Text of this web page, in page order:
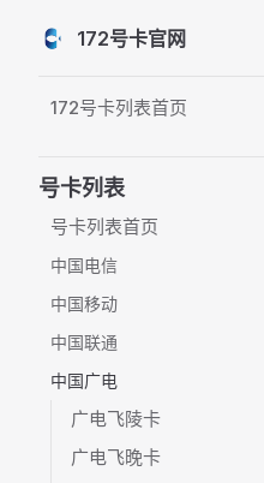
Skip to content
172号卡官网
172号卡列表首页
号卡列表
号卡列表首页
中国电信
中国移动
中国联通
中国广电
广电飞陵卡
广电飞晚卡